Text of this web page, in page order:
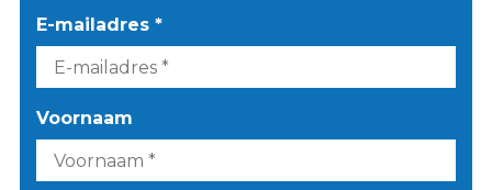
E-mailadres *
Voornaam